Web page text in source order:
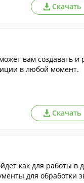
Скачать
вам создавать и
в любой момент.
Скачать
как для работы в
для обработки